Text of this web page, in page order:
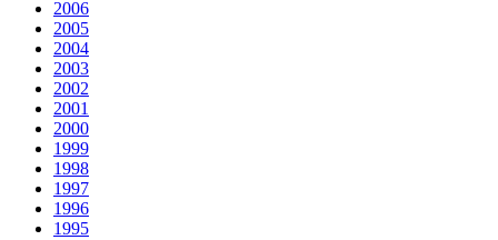
2006
2005
2004
2003
2002
2001
2000
1999
1998
1997
1996
1995